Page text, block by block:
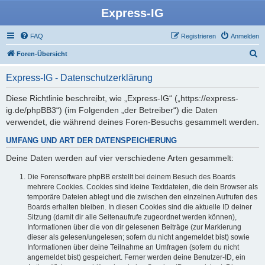
Express-IG
FAQ Anmelden
Registrieren
Foren-Übersicht
Express-IG - Datenschutzerklärung
Diese Richtlinie beschreibt, wie „Express-IG“ („https://express-
ig.de/phpBB3“) (im Folgenden „der Betreiber“) die Daten
verwendet, die während deines Foren-Besuchs gesammelt werden.
UMFANG UND ART DER DATENSPEICHERUNG
Deine Daten werden auf vier verschiedene Arten gesammelt:
Die Forensoftware phpBB erstellt bei deinem Besuch des Boards
mehrere Cookies. Cookies sind kleine Textdateien, die dein Browser als
temporäre Dateien ablegt und die zwischen den einzelnen Aufrufen des
Boards erhalten bleiben. In diesen Cookies sind die aktuelle ID deiner
Sitzung (damit dir alle Seitenaufrufe zugeordnet werden können),
Informationen über die von dir gelesenen Beiträge (zur Markierung
dieser als gelesen/ungelesen; sofern du nicht angemeldet bist) sowie
Informationen über deine Teilnahme an Umfragen (sofern du nicht
angemeldet bist) gespeichert. Ferner werden deine Benutzer-ID, ein